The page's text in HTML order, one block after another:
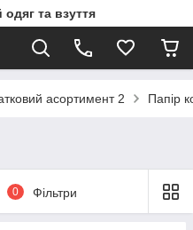
та взуття
асортимент 2 Папір
0 Фільтри